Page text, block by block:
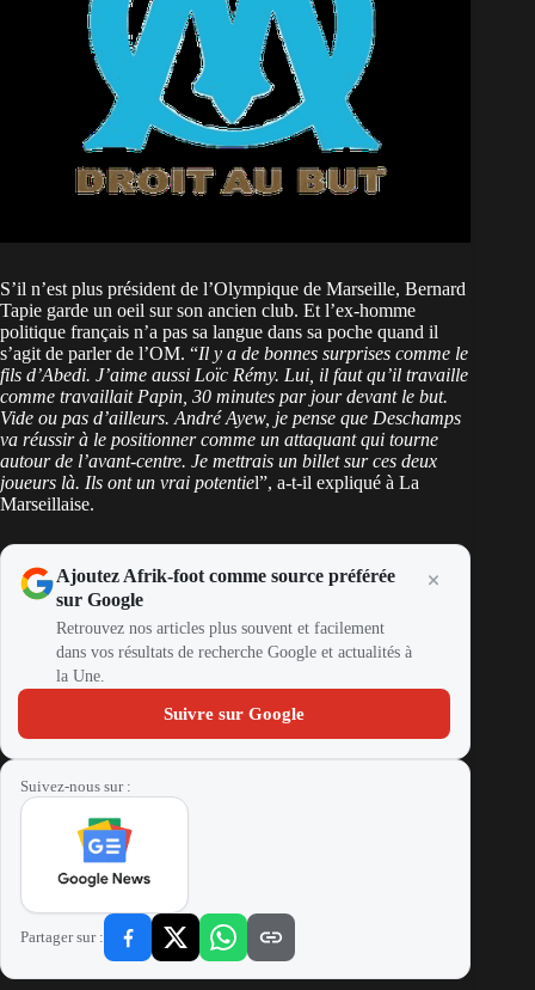
S’il n’est plus président de l’Olympique de Marseille, Bernard
Tapie garde un oeil sur son ancien club. Et l’ex-homme
politique français n’a pas sa langue dans sa poche quand il
s’agit de parler de l’OM. “Il y a de bonnes surprises comme le
fils d’Abedi. J’aime aussi Loïc Rémy. Lui, il faut qu’il travaille
comme travaillait Papin, 30 minutes par jour devant le but.
Vide ou pas d’ailleurs. André Ayew, je pense que Deschamps
va réussir à le positionner comme un attaquant qui tourne
autour de l’avant-centre. Je mettrais un billet sur ces deux
joueurs là. Ils ont un vrai potentiel”, a-t-il expliqué à La
Marseillaise.
Ajoutez Afrik-foot comme source préférée
sur Google
Retrouvez nos articles plus souvent et facilement
dans vos résultats de recherche Google et actualités à
la Une.
Suivre sur Google
Suivez-nous sur :
Partager sur :